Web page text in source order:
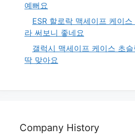
예뻐요
ESR 할로락 맥세이프 케이
라 써보니 좋네요
갤럭시 맥세이프 케이스 초
딱 맞아요
Company History